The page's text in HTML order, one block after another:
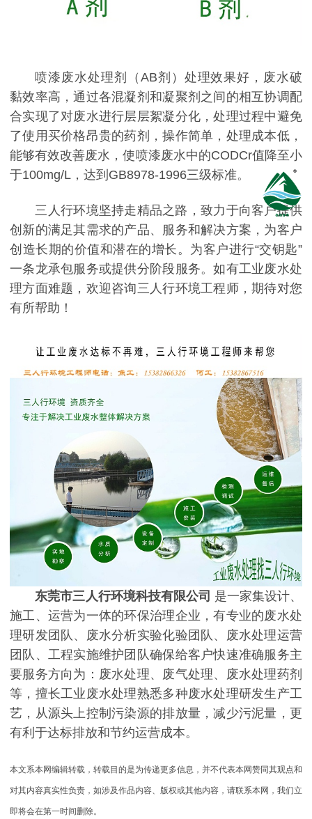
喷漆废水处理剂（AB剂）处理效果好，废水破
黏效率高，通过各混凝剂和凝聚剂之间的相互协调配
合实现了对废水进行层层絮凝分化，处理过程中避免
了使用买价格昂贵的药剂，操作简单，处理成本低，
能够有效改善废水，使喷漆废水中的CODCr值降至小
于100mg/L，达到GB8978-1996三级标准。
三人行环境坚持走精品之路，致力于向客户提供
创新的满足其需求的产品、服务和解决方案，为客户
创造长期的价值和潜在的增长。为客户进行“交钥匙”
一条龙承包服务或提供分阶段服务。如有工业废水处
理方面难题，欢迎咨询三人行环境工程师，期待对您
有所帮助！
东莞市三人行环境科技有限公司 是一家集设计、
施工、运营为一体的环保治理企业，有专业的废水处
理研发团队、废水分析实验化验团队、废水处理运营
团队、工程实施维护团队确保给客户快速准确服务主
要服务方向为：废水处理、废气处理、废水处理药剂
等，擅长工业废水处理熟悉多种废水处理研发生产工
艺，从源头上控制污染源的排放量，减少污泥量，更
有利于达标排放和节约运营成本。
本文系本网编辑转载，转载目的是为传递更多信息，并不代表本网赞同其观点和
对其内容真实性负责，如涉及作品内容、版权或其他内容，请联系本网，我们立
即将会在第一时间删除。